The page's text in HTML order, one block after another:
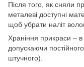
Після того, як сняли
металеві доступні
щоб убрати наліт
Храніння прикраси –
допускаючи
штучного).